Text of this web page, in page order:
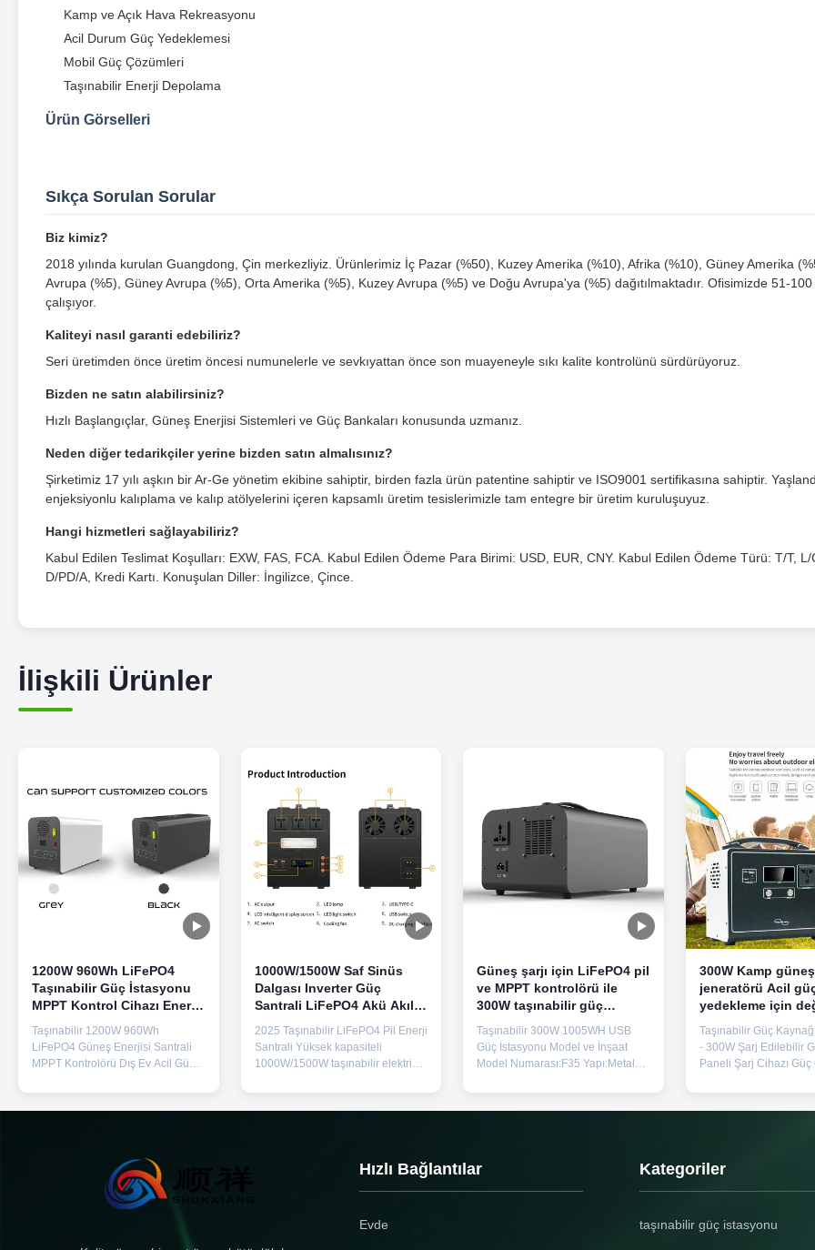
Kamp ve Açık Hava Rekreasyonu
Acil Durum Güç Yedeklemesi
Mobil Güç Çözümleri
Taşınabilir Enerji Depolama
Ürün Görselleri
Sıkça Sorulan Sorular
Biz kimiz?
2018 yılında kurulan Guangdong, Çin merkezliyiz. Ürünlerimiz İç Pazar (%50), Kuzey Amerika (%10), Afrika (%10), Güney Amerika
Avrupa (%5), Güney Avrupa (%5), Orta Amerika (%5), Kuzey Avrupa (%5) ve Doğu Avrupa'ya (%5) dağıtılmaktadır. Ofisimizde 51-100
çalışıyor.
Kaliteyi nasıl garanti edebiliriz?
Seri üretimden önce üretim öncesi numunelerle ve sevkıyattan önce son muayeneyle sıkı kalite kontrolünü sürdürüyoruz.
Bizden ne satın alabilirsiniz?
Hızlı Başlangıçlar, Güneş Enerjisi Sistemleri ve Güç Bankaları konusunda uzmanız.
Neden diğer tedarikçiler yerine bizden satın almalısınız?
Şirketimiz 17 yılı aşkın bir Ar-Ge yönetim ekibine sahiptir, birden fazla ürün patentine sahiptir ve ISO9001 sertifikasına sahiptir.
enjeksiyonlu kalıplama ve kalıp atölyelerini içeren kapsamlı üretim tesislerimizle tam entegre bir üretim kuruluşuyuz.
Hangi hizmetleri sağlayabiliriz?
Kabul Edilen Teslimat Koşulları: EXW, FAS, FCA. Kabul Edilen Ödeme Para Birimi: USD, EUR, CNY. Kabul Edilen Ödeme Türü: T/T, L/
D/PD/A, Kredi Kartı. Konuşulan Diller: İngilizce, Çince.
İlişkili Ürünler
1200W 960Wh LiFePO4
Taşınabilir Güç İstasyonu
MPPT Kontrol Cihazı Enerji
Depolama Güç Kaynağı
Taşınabilir 1200W 960Wh
LiFePO4 Güneş Enerjisi Santrali
MPPT Kontrolörü Dış Ev Acil Güç
Kabuk Ürün Özellikleri Ürün Adı
Taşınabilir enerji depolama güç
Kapasite 960Wh 6S1P DC Girdi
XT60 30-60V 450W AC Inverter ç...
1000W/1500W Saf Sinüs
Dalgası Inverter Güç
Santrali LiFePO4 Akü Akıllı
BMS ve Hızlı Şarjla Enerji
Depolama
2025 Taşınabilir LiFePO4 Pil Enerji
Santrali Yüksek kapasiteli
1000W/1500W taşınabilir elektrik
çıkışı ile, 3 AC prizine ve güvenilir
acil ve dış güç için evrensel fiş
istasyonu, dizüstü bilgisayarlar,
Güneş şarjı için LiFePO4 pil
ve MPPT kontrolörü ile
300W taşınabilir güç
kaynağı
Taşınabilir 300W 1005WH USB
Güç İstasyonu Model ve İnşaat
Model Numarası:F35 Yapı:Metal
Ağırlık:9,5 kilo Boyutlar:294 mm ×
130 mm × 217 mm (U×G×Y) Temel
1005Wh (896Wh seçilebilir) Hücre
...
300W Kamp
jeneratörü Acil
yedekleme için
sinüs dalgası
Taşınabilir Güç
- 300W Şarj Edilebilir
Paneli Şarj Cihazı
Güç 600W Çıkış
50Hz/110V 60Hz × 1
Bağlantı Noktaları
5V2A, QC3.0 Koruma
Düşük voltaj, aşırı voltaj,
sıcaklık, aşırı yük, k...
Hızlı Bağlantılar
Evde
Kategoriler
taşınabilir güç istasyonu